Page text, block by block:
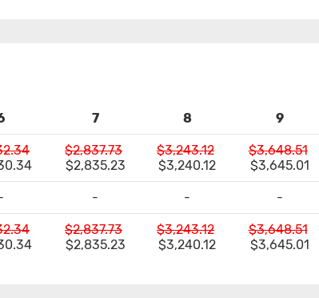
7 8 9
$2,837.73
$2,835.23
$3,243.12
$3,240.12
$3,648.51
$3,645.01
- - -
$2,837.73
$2,835.23
$3,243.12
$3,240.12
$3,648.51
$3,645.01